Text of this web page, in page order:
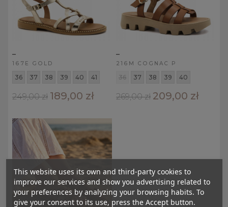
167E GOLD
36 37 38 39 40 41
249,00 zł 189,00 zł
216M COGNAC P
36 37 38 39 40
269,00 zł 209,00 zł
This website uses its own and third-party cookies to
improve our services and show you advertising related to
your preferences by analyzing your browsing habits. To
give your consent to its use, press the Accept button.